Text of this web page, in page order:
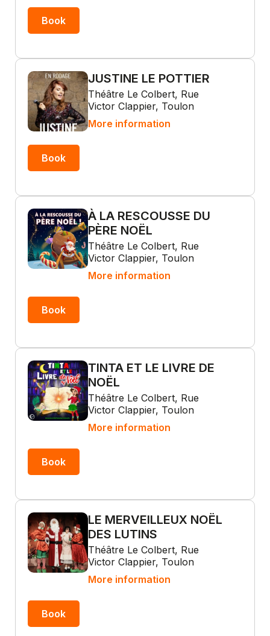
Book
JUSTINE LE POTTIER
Théâtre Le Colbert, Rue
Victor Clappier, Toulon
More information
Book
À LA RESCOUSSE DU
PÈRE NOËL
Théâtre Le Colbert, Rue
Victor Clappier, Toulon
More information
Book
TINTA ET LE LIVRE DE
NOËL
Théâtre Le Colbert, Rue
Victor Clappier, Toulon
More information
Book
LE MERVEILLEUX NOËL
DES LUTINS
Théâtre Le Colbert, Rue
Victor Clappier, Toulon
More information
Book